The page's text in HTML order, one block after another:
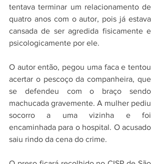
tentava terminar um relacionamento de
quatro anos com o autor, pois já estava
cansada de ser agredida fisicamente e
psicologicamente por ele.
O autor então, pegou uma faca e tentou
acertar o pescoço da companheira, que
se defendeu com o braço sendo
machucada gravemente. A mulher pediu
socorro a uma vizinha e foi
encaminhada para o hospital. O acusado
saiu rindo da cena do crime.